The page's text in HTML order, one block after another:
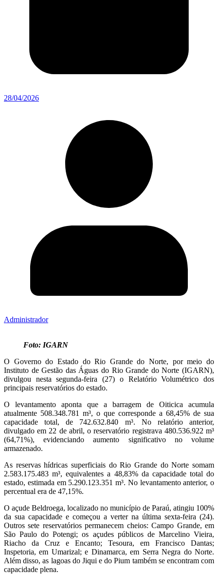
28/04/2026
Administrador
Foto: IGARN
O Governo do Estado do Rio Grande do Norte, por meio do
Instituto de Gestão das Águas do Rio Grande do Norte (IGARN),
divulgou nesta segunda-feira (27) o Relatório Volumétrico dos
principais reservatórios do estado.
O levantamento aponta que a barragem de Oiticica acumula
atualmente 508.348.781 m³, o que corresponde a 68,45% de sua
capacidade total, de 742.632.840 m³. No relatório anterior,
divulgado em 22 de abril, o reservatório registrava 480.536.922 m³
(64,71%), evidenciando aumento significativo no volume
armazenado.
As reservas hídricas superficiais do Rio Grande do Norte somam
2.583.175.483 m³, equivalentes a 48,83% da capacidade total do
estado, estimada em 5.290.123.351 m³. No levantamento anterior, o
percentual era de 47,15%.
O açude Beldroega, localizado no município de Paraú, atingiu 100%
da sua capacidade e começou a verter na última sexta-feira (24).
Outros sete reservatórios permanecem cheios: Campo Grande, em
São Paulo do Potengi; os açudes públicos de Marcelino Vieira,
Riacho da Cruz e Encanto; Tesoura, em Francisco Dantas;
Inspetoria, em Umarizal; e Dinamarca, em Serra Negra do Norte.
Além disso, as lagoas do Jiqui e do Pium também se encontram com
capacidade plena.